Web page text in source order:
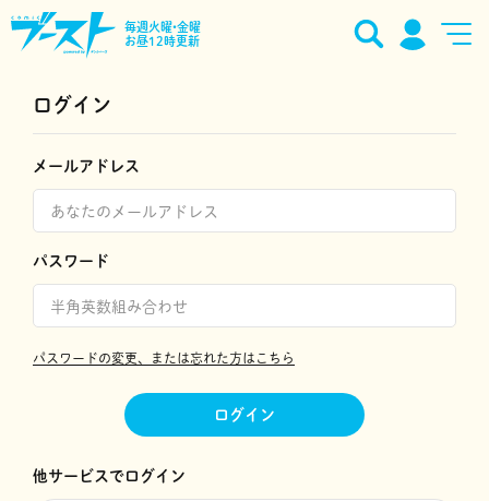
毎週火曜•金曜
お昼12時更新
ログイン
メールアドレス
パスワード
パスワードの変更、または忘れた方はこちら
ログイン
他サービスでログイン